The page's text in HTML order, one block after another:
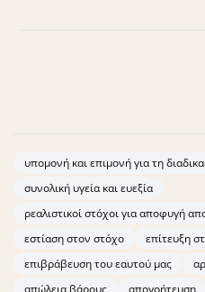
εμπειρία της επαγγελματία.
υπομονή και επιμονή για τη
συνολική υγεία και ευεξία
ρεαλιστικοί στόχοι για αποφυγή
εστίαση στον στόχο
επίτευξη
επιβράβευση του εαυτού μας
απώλεια βάρους
απογοήτευση